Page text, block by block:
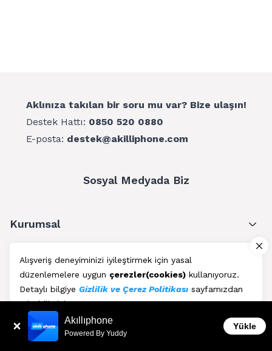
Alışveriş deneyiminizi iyileştirmek için yasal
düzenlemelere uygun çerezler(cookies) kullanıyoruz.
Detaylı bilgiye Gizlilik ve Çerez Politikası sayfamızdan
erişebilirsiniz.
Kabul Et
Aklınıza takılan bir soru mu var? Bize ulaşın!
Destek Hattı: 0850 520 0880
E-posta: destek@akilliphone.com
Sosyal Medyada Biz
Kurumsal
Müşteri Hizmetleri
Üyelik
Blog Akıllıphone
Powered By Yuddy
Yükle